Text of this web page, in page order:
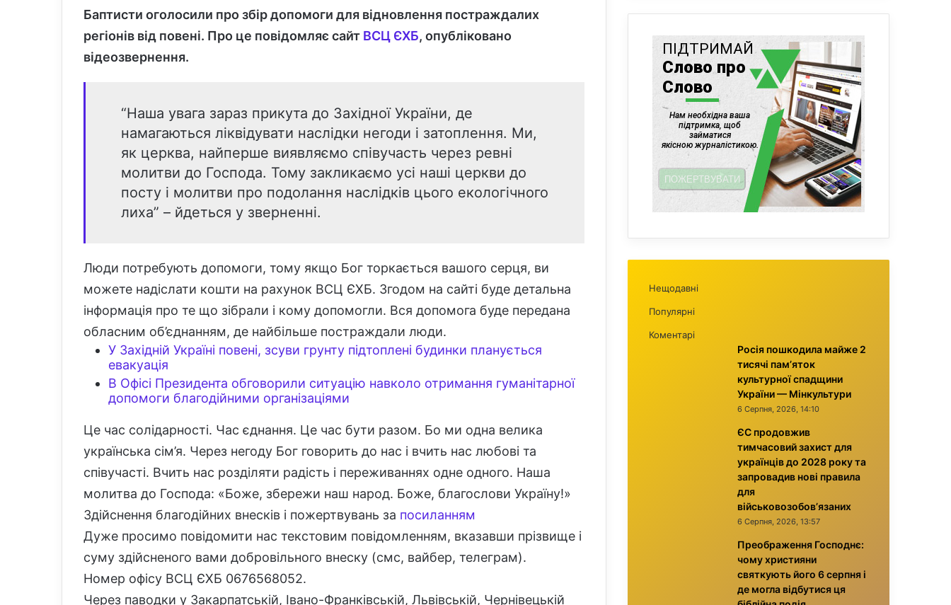
Баптисти оголосили про збір допомоги для відновлення постраждалих
регіонів від повені. Про це повідомляє сайт ВСЦ ЄХБ, опубліковано
відеозвернення.
“Наша увага зараз прикута до Західної України, де
намагаються ліквідувати наслідки негоди і затоплення. Ми,
як церква, найперше виявляємо співучасть через ревні
молитви до Господа. Тому закликаємо усі наші церкви до
посту і молитви про подолання наслідків цього екологічного
лиха” – йдеться у зверненні.
Люди потребують допомоги, тому якщо Бог торкається вашого серця, ви
можете надіслати кошти на рахунок ВСЦ ЄХБ. Згодом на сайті буде детальна
інформація про те що зібрали і кому допомогли. Вся допомога буде передана
обласним об’єднанням, де найбільше постраждали люди.
У Західній Україні повені, зсуви грунту підтоплені будинки планується
евакуація
В Офісі Президента обговорили ситуацію навколо отримання гуманітарної
допомоги благодійними організаціями
Це час солідарності. Час єднання. Це час бути разом. Бо ми одна велика
українська сім’я. Через негоду Бог говорить до нас і вчить нас любові та
співучасті. Вчить нас розділяти радість і переживаннях одне одного. Наша
молитва до Господа: «Боже, збережи наш народ. Боже, благослови Україну!»
Здійснення благодійних внесків і пожертвувань за посиланням
Дуже просимо повідомити нас текстовим повідомленням, вказавши прізвище і
суму здійсненого вами добровільного внеску (смс, вайбер, телеграм).
Номер офісу ВСЦ ЄХБ 0676568052.
Через паводки у Закарпатській, Івано-Франківській, Львівській, Чернівецькій
Нещодавні
Популярні
Коментарі
Росія пошкодила майже 2
тисячі пам’яток
культурної спадщини
України — Мінкультури
6 Серпня, 2026, 14:10
ЄС продовжив
тимчасовий захист для
українців до 2028 року та
запровадив нові правила
для
військовозобов’язаних
6 Серпня, 2026, 13:57
Преображення Господнє:
чому християни
святкують його 6 серпня і
де могла відбутися ця